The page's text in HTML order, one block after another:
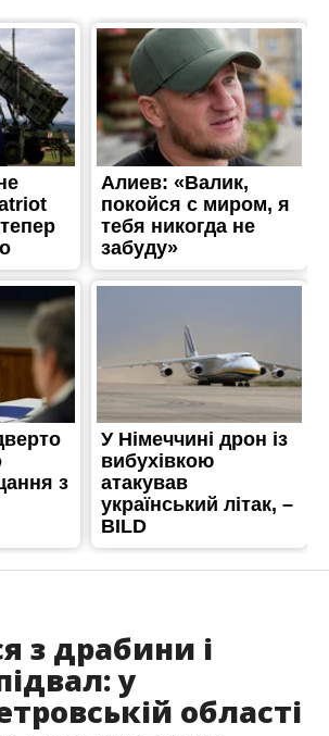
з драбини і
у
області